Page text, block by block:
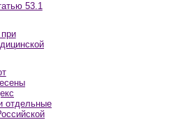
53.1
отдельные